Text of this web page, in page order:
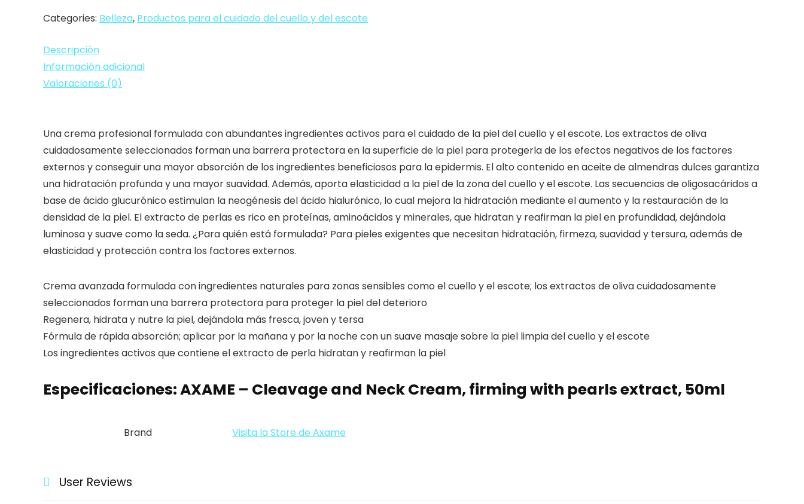
firming
pearls
extract,
50ml
Categories: Belleza, Productos para el cuidado del cuello y del escote
Descripción
Información adicional
Valoraciones (0)
Una crema profesional formulada con abundantes ingredientes activos para el cuidado de la piel del cuello y el escote. Los extractos de oliva
cuidadosamente seleccionados forman una barrera protectora en la superficie de la piel para protegerla de los efectos negativos de los factores
externos y conseguir una mayor absorción de los ingredientes beneficiosos para la epidermis. El alto contenido en aceite de almendras dulces garantiza
una hidratación profunda y una mayor suavidad. Además, aporta elasticidad a la piel de la zona del cuello y el escote. Las secuencias de oligosacáridos a
base de ácido glucurónico estimulan la neogénesis del ácido hialurónico, lo cual mejora la hidratación mediante el aumento y la restauración de la
densidad de la piel. El extracto de perlas es rico en proteínas, aminoácidos y minerales, que hidratan y reafirman la piel en profundidad, dejándola
luminosa y suave como la seda. ¿Para quién está formulada? Para pieles exigentes que necesitan hidratación, firmeza, suavidad y tersura, además de
elasticidad y protección contra los factores externos.
Crema avanzada formulada con ingredientes naturales para zonas sensibles como el cuello y el escote; los extractos de oliva cuidadosamente
seleccionados forman una barrera protectora para proteger la piel del deterioro
Regenera, hidrata y nutre la piel, dejándola más fresca, joven y tersa
Fórmula de rápida absorción; aplicar por la mañana y por la noche con un suave masaje sobre la piel limpia del cuello y el escote
Los ingredientes activos que contiene el extracto de perla hidratan y reafirman la piel
Especificaciones:AXAME – Cleavage and Neck Cream, firming with pearls extract, 50ml
Brand Visita la Store de Axame
User Reviews